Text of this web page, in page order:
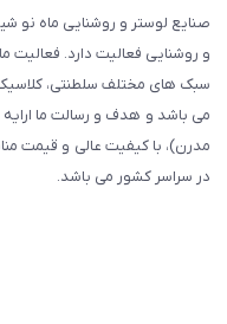
صنایع لوستر و روشنایی ماه نو
و روشنایی فعالیت دارد. فعالیت
سبک های مختلف سلطنتی،
می باشد و هدف و رسالت ما
مدرن)، با کیفیت عالی و قیمت
در سراسر کشور می باشد.